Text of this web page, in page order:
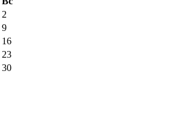
2
9
16
23
30